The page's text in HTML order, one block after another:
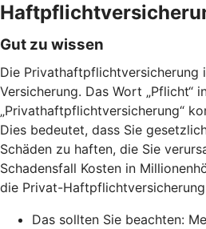
Gut zu wissen
Die Privathaftpflichtversicherung
Versicherung. Das Wort „Pflicht“
„Privathaftpflichtversicherung“
Dies bedeutet, dass Sie
Schäden zu haften, die Sie
Schadensfall Kosten in
die Privat-
Das sollten Sie beachten: